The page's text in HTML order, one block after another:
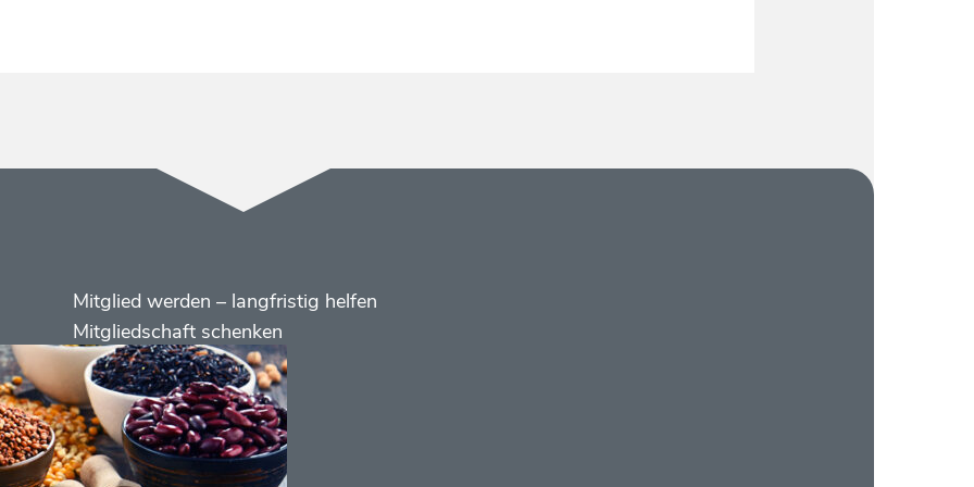
Menüs
Footer
2
Mitglied werden – langfristig helfen
Mitgliedschaft schenken
Kontakt
Social
Media